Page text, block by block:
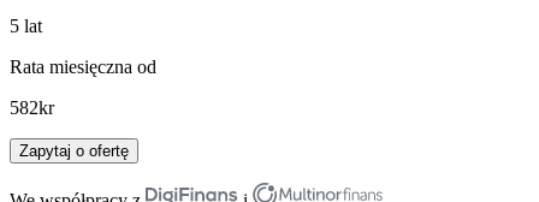
5 lat
Rata miesięczna od
582kr
Zapytaj o ofertę